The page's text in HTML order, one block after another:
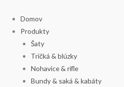
obsah
Domov
Produkty
Šaty
Tričká & blúzky
Nohavice & rifle
Bundy & saká & kabáty
products: